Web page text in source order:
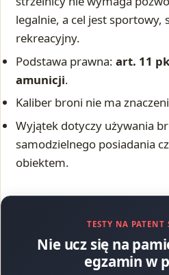
legalnie, a cel jest sportowy,
rekreacyjny.
Podstawa prawna:art. 11
amunicji.
Kaliber broni nie ma
Wyjątek dotyczy używania
samodzielnego posiadania
obiektem.
TESTY NA PATENT
Nie ucz się na
egzamin w